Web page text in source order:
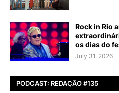
Rock in Rio
os dias do
July 31, 2026
PODCAST: REDAÇÃO #135